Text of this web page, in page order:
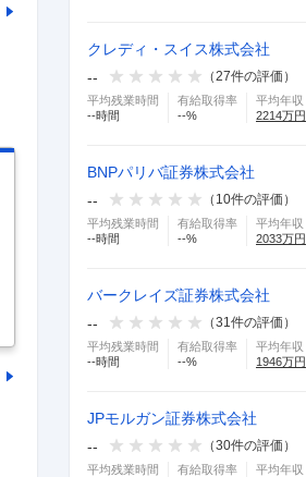
クレディ・スイス株式会社
--
（27件の評価）
平均残業時間
--時間
有給取得率
--%
平均年収
2214万円
BNPパリバ証券株式会社
--
（ 10件の評価）
平均残業時間
--時間
有給取得率
--%
平均年収
2033万円
バークレイズ証券株式会社
--
（31件の評価）
平均残業時間
--時間
有給取得率
--%
平均年収
1946万円
JPモルガン証券株式会社
--
（30件の評価）
平均残業時間
有給取得率
平均年収